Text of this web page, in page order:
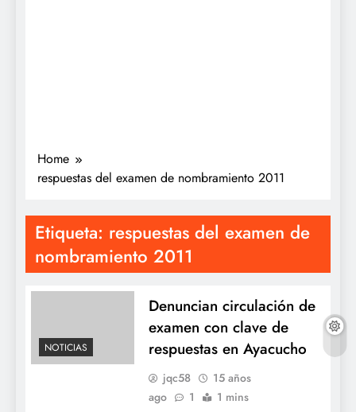
Home
respuestas del examen de nombramiento 2011
Etiqueta: respuestas del examen de
nombramiento 2011
NOTICIAS
Denuncian circulación de
examen con clave de
respuestas en Ayacucho
jqc58
15 años
ago
1 1 mins